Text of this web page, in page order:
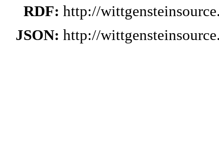
RDF: http://
JSON: http://